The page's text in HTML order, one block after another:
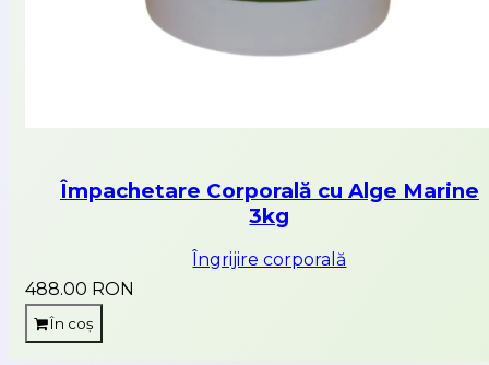
Împachetare Corporală cu Alge Marine
3kg
Îngrijire corporală
488.00 RON
În coș